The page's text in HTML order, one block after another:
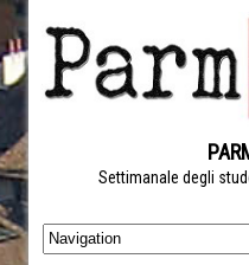
Settimanale degli